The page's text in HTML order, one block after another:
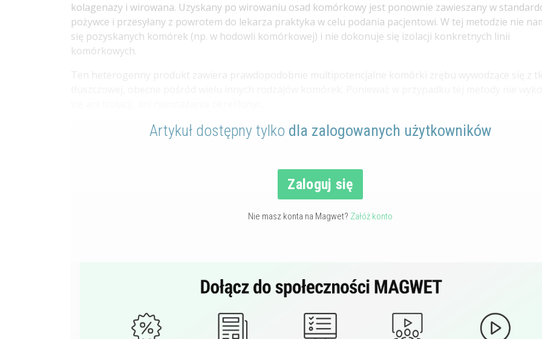
kolagenazy i wirowana. Uzyskany po wirowaniu osad komórkowy jest ponownie zawieszany w
pożywce i przesyłany z powrotem do lekarza praktyka w celu podania pacjentowi. W tej metodzie nie
się pozyskanych komórek (np. w hodowli komórkowej) i nie dokonuje się izolacji konkretnych linii
komórkowych.
Ten heterogenny produkt zawiera prawdopodobnie multipotencjalne komórki zrębu wywodzące się z
Artykuł dostępny tylko dla zalogowanych użytkowników
Zaloguj się
Nie masz konta na Magwet? Załóż konto